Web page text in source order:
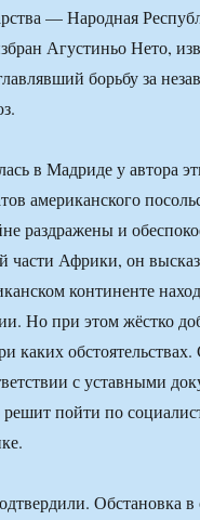
— Народная
Агустиньо Нето,
борьбу за
в Мадриде у автора
американского
раздражены и
части Африки, он
континенте
Но при этом жёстко
каких
с уставными
решит пойти по
Обстановка